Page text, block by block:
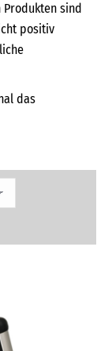
Produkten sind
positiv
das